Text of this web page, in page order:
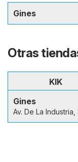
Gines
Otras
KIK
Gines
Av. De La Industria,